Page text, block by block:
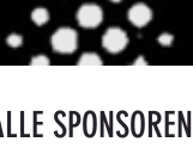
SPONSOREN